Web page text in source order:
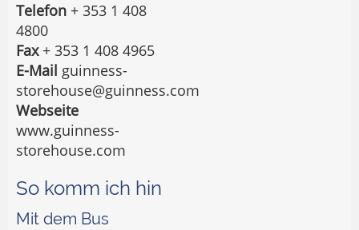
Telefon + 353 1 408
4800
Fax+ 353 1 408 4965
E-Mail guinness-
storehouse@guinness.com
Webseite
www.guinness-
storehouse.com
So komm ich hin
Mit dem Bus